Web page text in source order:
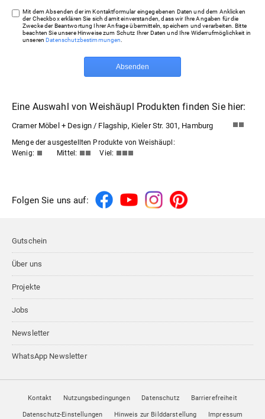
Mit dem Absenden der im Kontaktformular eingegebenen Daten und dem Anklicken
der Checkbox erklären Sie sich damit einverstanden, dass wir Ihre Angaben für die
Zwecke der Beantwortung Ihrer Anfrage übermitteln, speichern und verarbeiten. Bitte
beachten Sie unsere Hinweise zum Schutz Ihrer Daten und Ihre Widerrufmöglichkeit in
unserenDatenschutzbestimmungen
Absenden
Eine Auswahl von Weishäupl Produkten finden Sie hier:
Cramer Möbel + Design / Flagship, Kieler Str. 301, Hamburg
Menge der ausgestellten Produkte von Weishäupl:
Wenig:
Mittel: Viel:
Folgen Sie uns auf:
Gutschein
Über uns
Projekte
Jobs
Newsletter
WhatsApp Newsletter
Kontakt Nutzungsbedingungen Datenschutz Barrierefreiheit
Datenschutz-Einstellungen Hinweis zur Bilddarstellung Impressum